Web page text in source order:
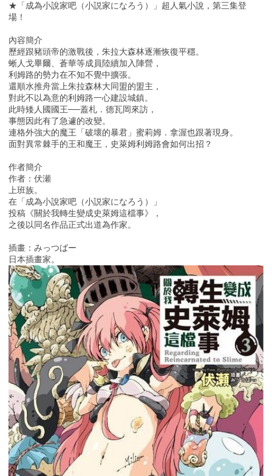
★「成為小說家吧（小説家になろう）」超人氣小說，第三集登
場！
內容簡介
歷經跟豬頭帝的激戰後，朱拉大森林逐漸恢復平穩。
蜥人戈畢爾、蒼華等成員陸續加入陣營，
利姆路的勢力在不知不覺中擴張。
還順水推舟當上朱拉森林大同盟的盟主，
對此不以為意的利姆路一心建設城鎮。
此時矮人國國王──蓋札．德瓦岡來訪，
事態因此有了急遽的改變。
連格外強大的魔王「破壞的暴君」蜜莉姆．拿渥也跟著現身。
面對異常棘手的王和魔王，史萊姆利姆路會如何出招？
作者簡介
作者：伏瀬
上班族。
在「成為小說家吧（小説家になろう）」
投稿《關於我轉生變成史萊姆這檔事》，
之後以同名作品正式出道為作家。
插畫：みっつばー
日本插畫家。